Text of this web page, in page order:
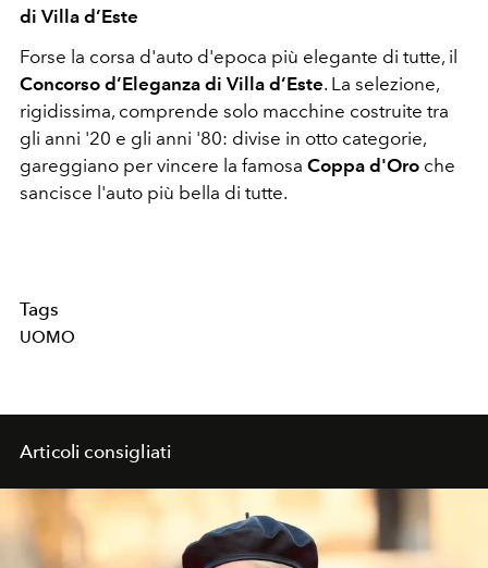
di Villa d’Este
Forse la corsa d'auto d'epoca più elegante di tutte, il
Concorso d’Eleganza di Villa d’Este. La selezione,
rigidissima, comprende solo macchine costruite tra
gli anni '20 e gli anni '80: divise in otto categorie,
gareggiano per vincere la famosa Coppa d'Oro che
sancisce l'auto più bella di tutte.
Tags
UOMO
Articoli consigliati